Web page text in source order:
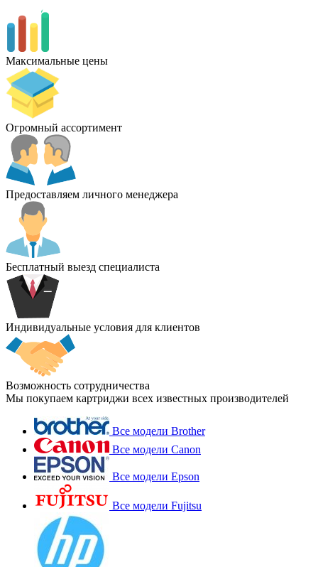
Максимальные цены
Огромный ассортимент
Предоставляем личного менеджера
Бесплатный выезд специалиста
Индивидуальные условия для клиентов
Возможность сотрудничества
Мы покупаем картриджи всех известных производителей
Все модели Brother
Все модели Canon
Все модели Epson
Все модели Fujitsu